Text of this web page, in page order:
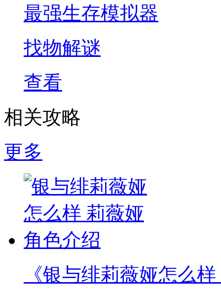
最强生存模拟器
找物解谜
查看
相关攻略
更多
《银与绯莉薇娅怎么